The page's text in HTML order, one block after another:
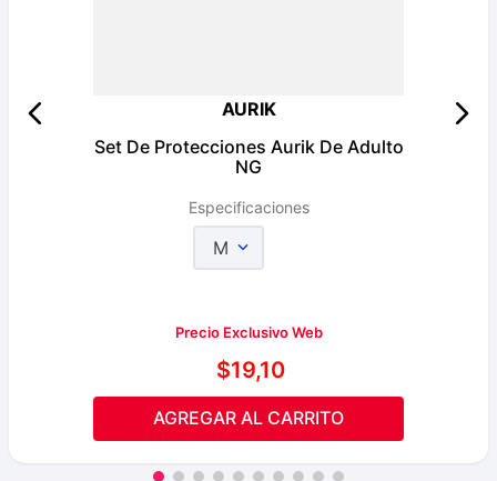
AURIK
Set De Protecciones Aurik De Adulto
NG
Especificaciones
M
Precio Exclusivo Web
$19,10
AGREGAR AL CARRITO